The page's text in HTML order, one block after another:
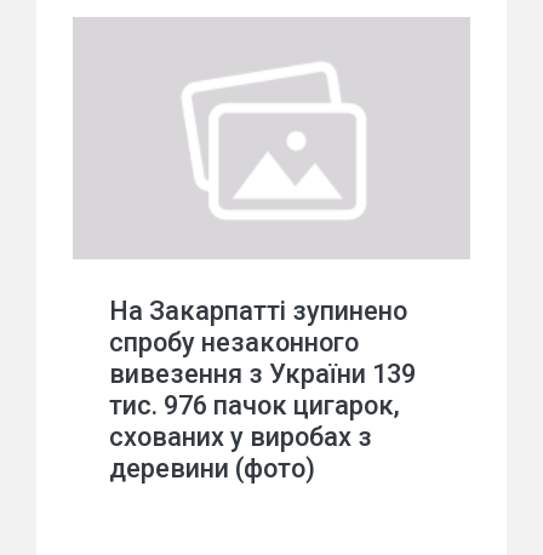
На Закарпатті зупинено
спробу незаконного
вивезення з України 139
тис. 976 пачок цигарок,
схованих у виробах з
деревини (фото)